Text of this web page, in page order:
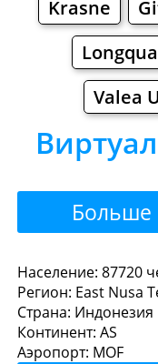
Krasne
Valea
Больше
Маумере
Рестораны
Население: 87720
Регион: East Nusa
Страна: Индонезия
Континент: AS
Аэропорт: MOF